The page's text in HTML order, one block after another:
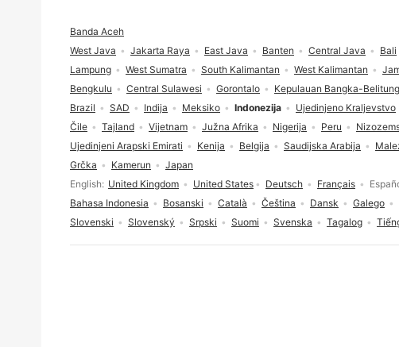
Odabir jezika
English United Kingdom United States Deutsch Français
Bahasa Indonesia
Bosanski Català Čeština Dansk Galego
Slovenski
Slovenský Srpski Suomi Svenska Tagalog
Brazil SAD Indija Meksiko Indonezija Ujedinjeno Kraljevstvo
Čile
Tajland Vijetnam Južna Afrika Nigerija Peru
Ujedinjeni Arapski Emirati
Kenija Belgija Saudijska Arabija
Grčka
Kamerun Japan
West Java Jakarta Raya East Java Banten Central Java Bali
Lampung
West Sumatra South Kalimantan West Kalimantan
Bengkulu
Central Sulawesi Gorontalo Kepulauan Bangka-Belitung
Banda Aceh